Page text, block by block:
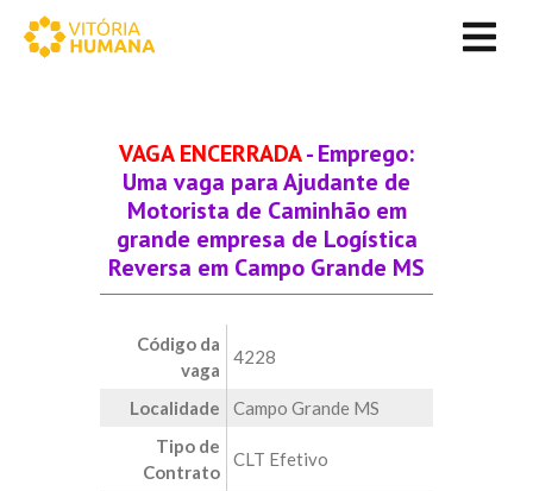
VAGA ENCERRADA- Emprego:
Uma vaga para Ajudante de
Motorista de Caminhão em
grande empresa de Logística
Reversa em Campo Grande MS
Código da
vaga
4228
Localidade
Campo Grande MS
Tipo de
Contrato
CLT Efetivo